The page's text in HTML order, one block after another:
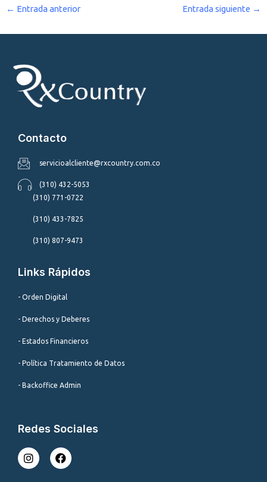
← Entrada anterior Entrada siguiente →
Contacto
servicioalcliente@rxcountry.com.co
(310) 432-5053
(310) 771-0722
(310) 433-7825
(310) 807-9473
Links Rápidos
- Orden Digital
- Derechos y Deberes
- Estados Financieros
- Política Tratamiento de Datos
- Backoffice Admin
Redes Sociales
I
n
F
a